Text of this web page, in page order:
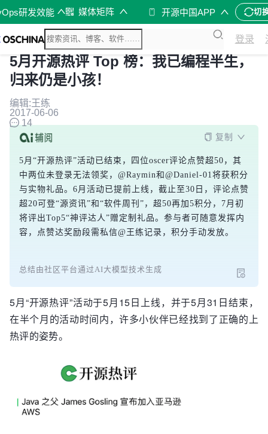
研发效能 媒体矩阵 开源中国APP 切
登录
5月开源热评 Top 榜：我已编程半生，
归来仍是小孩！
编辑:王练
2017-06-06
14
复制
5月“开源热评”活动已结束，四位oscer评论点赞超50，其
中两位未登录无法领奖，@Raymin和@Daniel-01将获积分
与实物礼品。6月活动已提前上线，截止至30日，评论点赞
超20可登“源资讯”和“软件周刊”，超50再加5积分，7月初
将评出Top5“神评达人”赠定制礼品。参与者可随意发挥内
容，点赞达奖励段需私信@王练记录，积分手动发放。
总结由社区平台通过AI大模型技术生成
5月“开源热评”活动于5月15日上线，并于5月31日结束，
在半个月的活动时间内，许多小伙伴已经找到了正确的上
热评的姿势。